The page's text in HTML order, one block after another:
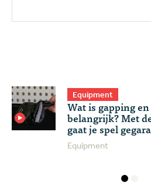
Equipment
Wat is gapping
belangrijk? Met
gaat je spel
Equipment